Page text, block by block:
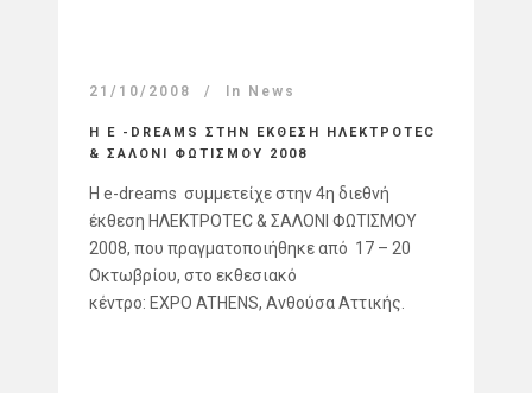
21/10/2008 In News
Η E -DREAMS ΣΤΗΝ ΕΚΘΕΣΗ ΗΛΕΚΤΡΟTEC
& ΣΑΛΟΝΙ ΦΩΤΙΣΜΟΥ 2008
Η e-dreams συμμετείχε στην 4η διεθνή
έκθεση ΗΛΕΚΤΡΟTEC & ΣΑΛΟΝΙ ΦΩΤΙΣΜΟΥ
2008, που πραγματοποιήθηκε από 17 – 20
Οκτωβρίου, στο εκθεσιακό
κέντρο: EXPO ATHENS, Ανθούσα Αττικής.